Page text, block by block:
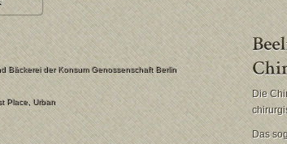
Bäckerei der Konsum Genossenschaft Berlin
Place,Urban
Die
Das